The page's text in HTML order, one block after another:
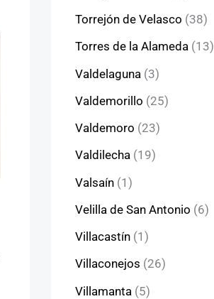
Torrejón de Velasco (38)
Torres de la Alameda (13)
Valdelaguna (3)
Valdemorillo (25)
Valdemoro (23)
Valdilecha (19)
Valsaín (1)
Velilla de San Antonio (6)
Villacastín (1)
Villaconejos (26)
Villamanta (5)